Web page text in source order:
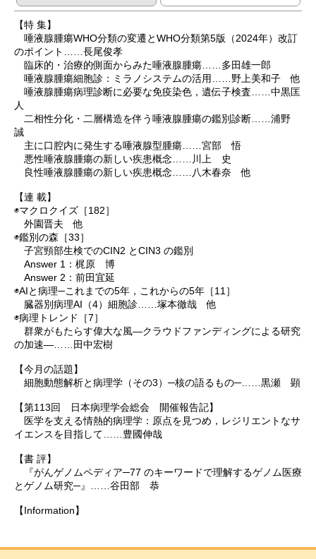
【特 集】
唾液腺腫瘍WHO分類の変遷とWHO分類第5版（2024年）改訂
のポイント……長尾俊孝
臨床的・治療的側面からみた唾液腺腫瘍……多田雄一郎
唾液腺腫瘍細胞診：ミラノシステムの活用……野上美和子 他
唾液腺腫瘍病理診断に必要な免疫染色，遺伝子検査……中黒匡
人
二相性分化・二層構造を伴う唾液腺腫瘍の鑑別診断……浦野
誠
主に口腔内に発生する唾液腺型腫瘍……宮部 悟
悪性唾液腺腫瘍の新しい疾患概念……川上 史
良性唾液腺腫瘍の新しい疾患概念……八木春奈 他
【連 載】
◉マクロクイズ［182］
外園晋夫 他
◉鑑別の森［33］
子宮頸部生検でのCIN2 とCIN3 の鑑別
Answer 1：梶原 博
Answer 2：前田宜延
◉AIと病理─これまでの5年，これからの5年［11］
臓器別病理AI（4）細胞診……塚本徹哉 他
◉病理トレンド［7］
群衆がもたらす偉大な風―クラウドファンディングによる研究
の加速―……田中宏樹
【今月の話題】
細胞動態解析と病理学（その3）─核の語るもの─……黒瀬 顕
【第113回 日本病理学会総会 開催報告記】
医学を支える情熱的病理学：原点を見つめ，レジリエントなサ
イエンスを目指して……豊國伸哉
【書 評】
『がんゲノムペディア─77 のキーワードで理解するゲノム医療
とゲノム研究─』……谷田部 恭
【Information】